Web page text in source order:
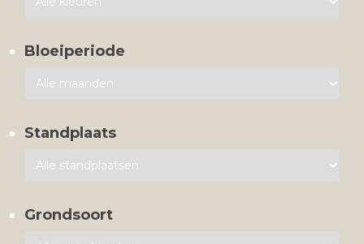
Bloeiperiode
Standplaats
Grondsoort